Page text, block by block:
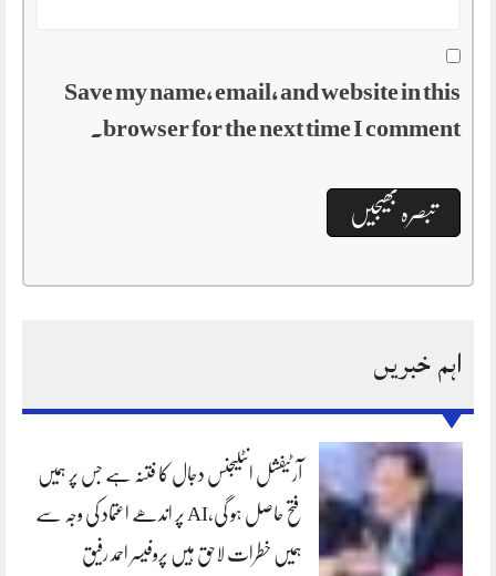
Save my name, email, and website in this
browser for the next time I comment.
اہم خبریں
آرٹیفشل انٹلیجنس دجال کا فتنہ ہے جس پر ہمیں
فتح حاصل ہو گی،AI پر اندھے اعتماد کی وجہ سے
ہمیں خطرات لاحق ہیں پروفیسر احمد رفیق